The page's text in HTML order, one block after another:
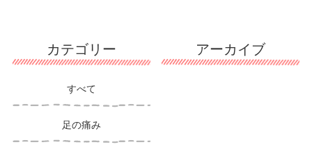
と上手く付き合いながら、より快適に日常生活を過ご
カテゴリー
すべて
足の痛み
アーカイブ